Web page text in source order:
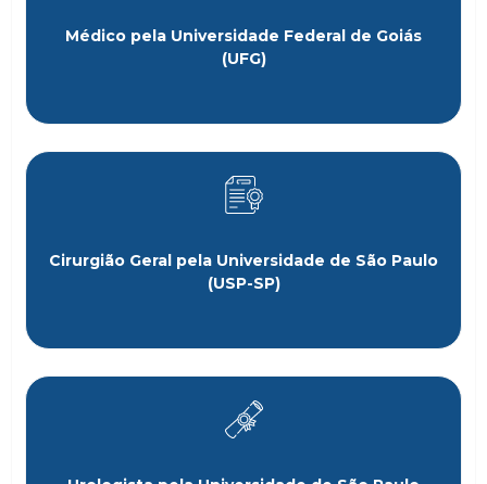
Médico pela Universidade Federal de Goiás
(UFG)
Cirurgião Geral pela Universidade de São Paulo
(USP-SP)